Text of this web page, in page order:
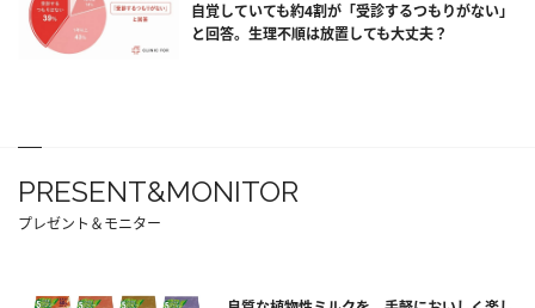
自覚していても約4割が「受診するつもりがない」
と回答。生理不順は放置しても大丈夫？
PRESENT&MONITOR
プレゼント＆モニター